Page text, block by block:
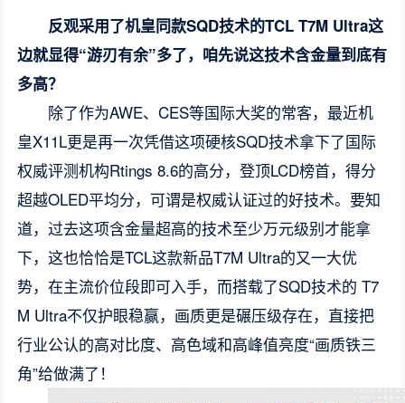
反观采用了机皇同款SQD技术的TCL T7M Ultra这
边就显得“游刃有余”多了，咱先说这技术含金量到底有
多高？
除了作为AWE、CES等国际大奖的常客，最近机
皇X11L更是再一次凭借这项硬核SQD技术拿下了国际
权威评测机构Rtings 8.6的高分，登顶LCD榜首，得分
超越OLED平均分，可谓是权威认证过的好技术。要知
道，过去这项含金量超高的技术至少万元级别才能拿
下，这也恰恰是TCL这款新品T7M Ultra的又一大优
势，在主流价位段即可入手，而搭载了SQD技术的 T7
M Ultra不仅护眼稳赢，画质更是碾压级存在，直接把
行业公认的高对比度、高色域和高峰值亮度“画质铁三
角”给做满了！